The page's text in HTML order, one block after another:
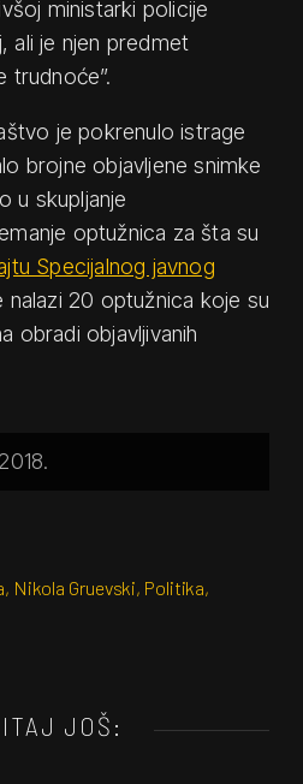
ministarki policije
ali je njen predmet
trudnoće”.
je pokrenulo istrage
brojne objavljene snimke
u skupljanje
optužnica za šta su
Specijalnog javnog
nalazi 20 optužnica koje su
obradi objavljivanih
, Nikola Gruevski, Politika,
JOŠ: